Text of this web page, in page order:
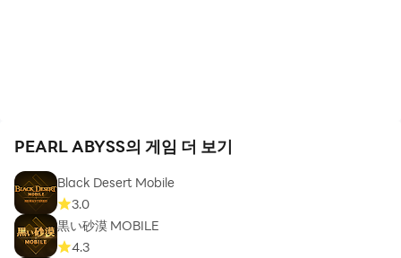
PEARL ABYSS의 게임 더 보기
Black Desert Mobile
3.0
黒い砂漠 MOBILE
4.3